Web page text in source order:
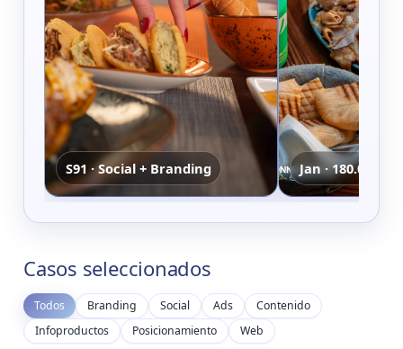
S91 · Social + Branding Jan · 180.000
Casos seleccionados
Todos Branding Social Ads
Contenido
Infoproductos
Posicionamiento Web